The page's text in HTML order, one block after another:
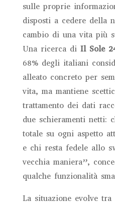
sulle proprie
disposti a cedere della
cambio di una vita più
Una ricerca di Il Sole
68% degli italiani
alleato concreto per
vita, ma mantiene
trattamento dei dati
due schieramenti netti:
totale su ogni aspetto
e chi resta fedele allo
vecchia maniera”,
qualche funzionalità
La situazione evolve